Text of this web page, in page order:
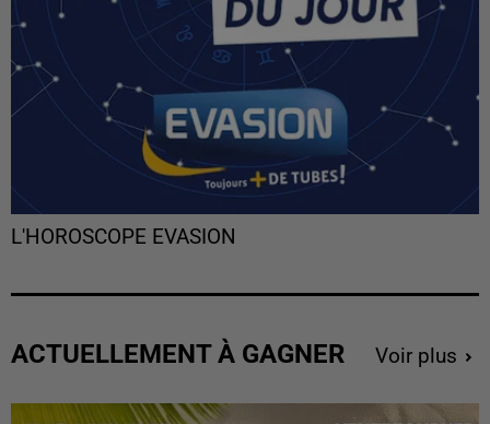
L'HOROSCOPE EVASION
ACTUELLEMENT À GAGNER Voir plus